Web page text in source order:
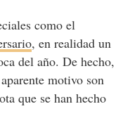
como el
, en realidad un
del año. De hecho,
motivo son
que se han hecho